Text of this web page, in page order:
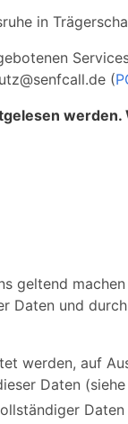
in
(
geltend
Daten und
werden, auf
Daten